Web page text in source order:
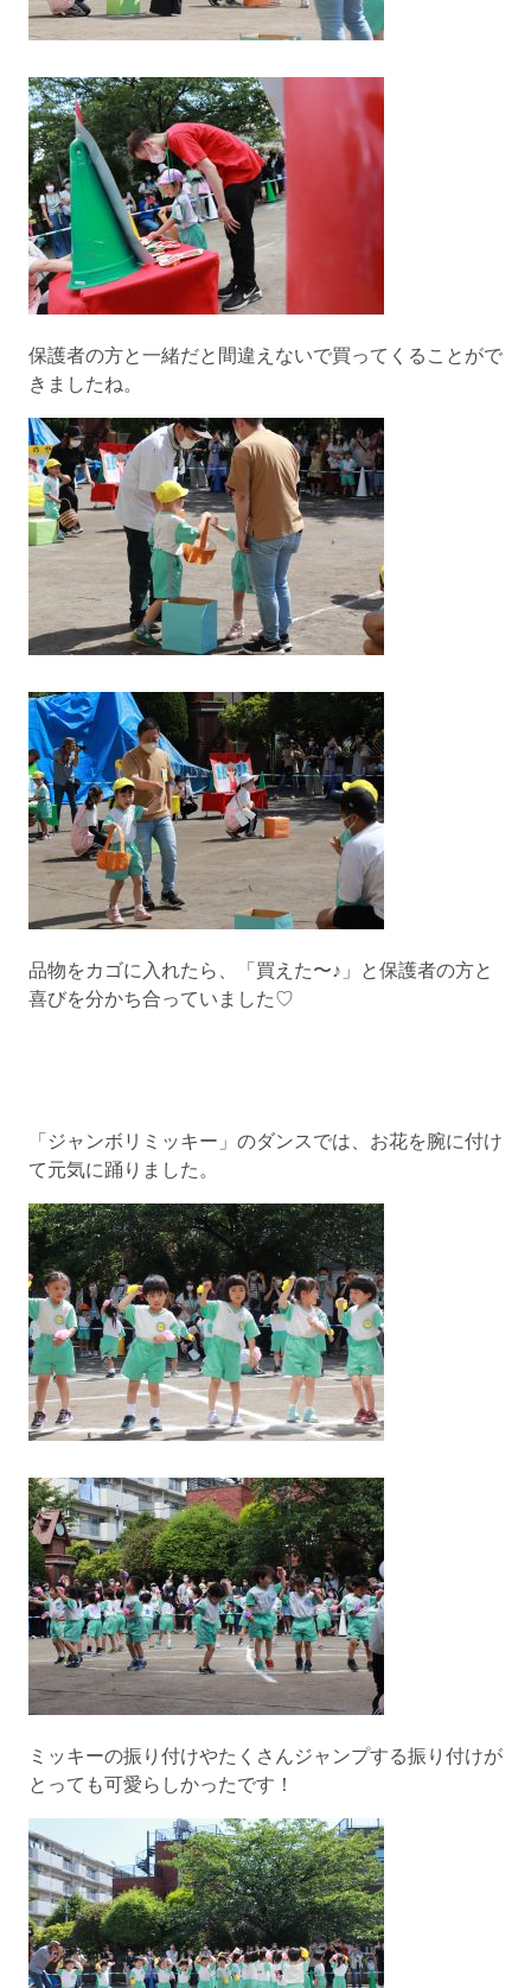
保護者の方と一緒だと間違えないで買ってくることがで
きましたね。
品物をカゴに入れたら、「買えた〜♪」と保護者の方と
喜びを分かち合っていました♡
「ジャンボリミッキー」のダンスでは、お花を腕に付け
て元気に踊りました。
ミッキーの振り付けやたくさんジャンプする振り付けが
とっても可愛らしかったです！